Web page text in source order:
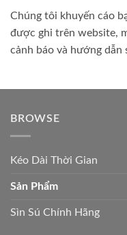
Chúng tôi khuyến cáo
được ghi trên website,
cảnh báo và hướng dẫn
BROWSE
Kéo Dài Thời Gian
Sản Phẩm
Sìn Sú Chính Hãng